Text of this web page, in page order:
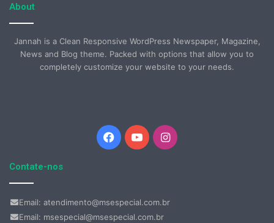
About
Jannah is a Clean Responsive WordPress Newspaper, Magazine,
News and Blog theme. Packed with options that allow you to
completely customize your website to your needs.
Facebook
YouTubeInstagram
Contate-nos
Email: atendimento@msespecial.com.br
Email: msespecial@msespecial.com.br